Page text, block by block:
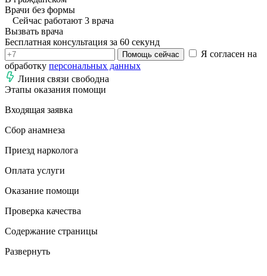
Врачи без формы
Сейчас работают 3 врача
Вызвать врача
Бесплатная консультация за 60 секунд
Помощь сейчас
Я согласен на
обработку персональных данных
Линия связи свободна
Этапы оказания помощи
Входящая заявка
Сбор анамнеза
Приезд нарколога
Оплата услуги
Оказание помощи
Проверка качества
Содержание страницы
Развернуть